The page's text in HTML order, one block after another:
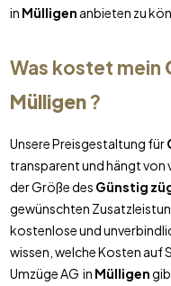
in Mülligen anbieten zu
Was kostet mein
Mülligen?
Unsere Preisgestaltung für
transparent und hängt von
der Größe des Günstig
gewünschten
kostenlose und
wissen, welche Kosten auf
Umzüge AG in Mülligen